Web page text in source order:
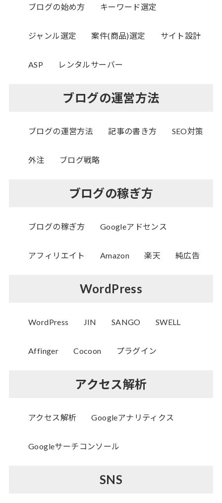
ブログの始め方 キーワード選定
ジャンル選定 案件(商品)選定 サイト設計
ASP レンタルサーバー
ブログの運営方法
ブログの運営方法 記事の書き方 SEO対策
外注 ブログ戦略
ブログの稼ぎ方
ブログの稼ぎ方 Googleアドセンス
アフィリエイト Amazon 楽天 純広告
WordPress
WordPress JIN SANGO SWELL
Affinger Cocoon プラグイン
アクセス解析
アクセス解析 Googleアナリティクス
Googleサーチコンソール
SNS